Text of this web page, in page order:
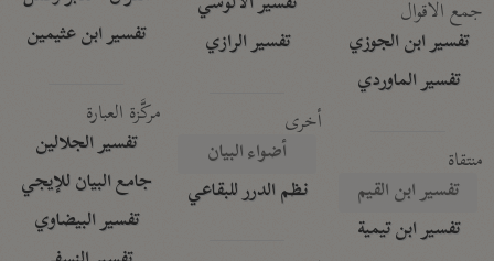
جمع الأقوال
تفسير ابن الجوزي
تفسير الماوردي
منتقاة
تفسير ابن القيم
تفسير ابن تيمية
تفسير الرازي
أخرى
أضواء البيان
نظم الدرر للبقاعي
تفسير ابن عثيمين
مركَّزة العبارة
تفسير الجلالين
جامع البيان للإيجي
تفسير البيضاوي